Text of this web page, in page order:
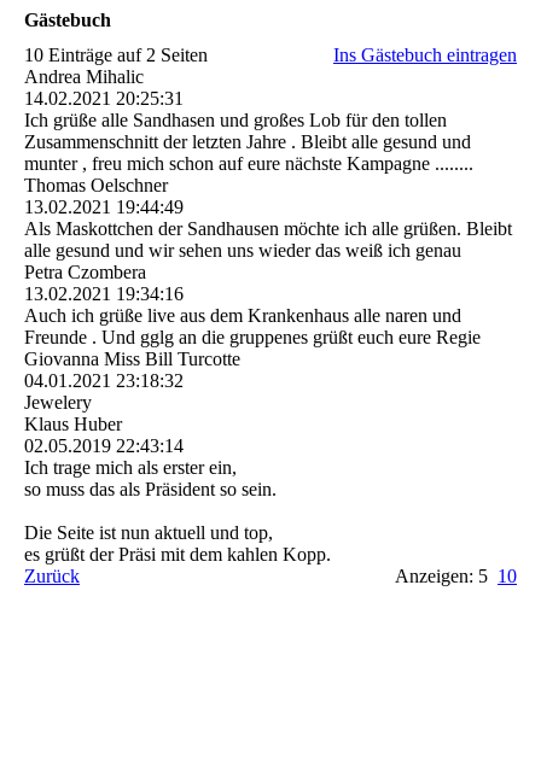
Gästebuch
10 Einträge auf 2 Seiten
Ins Gästebuch eintragen
Andrea Mihalic
14.02.2021 20:25:31
Ich grüße alle Sandhasen und großes Lob für den tollen
Zusammenschnitt der letzten Jahre . Bleibt alle gesund und
munter , freu mich schon auf eure nächste Kampagne ........
Thomas Oelschner
13.02.2021 19:44:49
Als Maskottchen der Sandhausen möchte ich alle grüßen. Bleibt
alle gesund und wir sehen uns wieder das weiß ich genau
Petra Czombera
13.02.2021 19:34:16
Auch ich grüße live aus dem Krankenhaus alle naren und
Freunde . Und gglg an die gruppenes grüßt euch eure Regie
Giovanna Miss Bill Turcotte
04.01.2021 23:18:32
Jewelery
Klaus Huber
02.05.2019 22:43:14
Ich trage mich als erster ein,
so muss das als Präsident so sein.
Die Seite ist nun aktuell und top,
es grüßt der Präsi mit dem kahlen Kopp.
Zurück
Anzeigen: 5 10